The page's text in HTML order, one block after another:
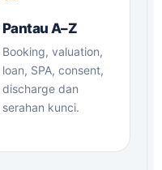
Pantau A–Z
Booking, valuation,
loan, SPA, consent,
discharge dan
serahan kunci.